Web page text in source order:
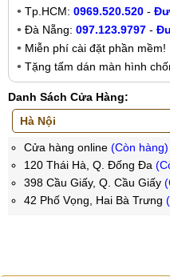
Tp.HCM: 0969.520.520 -
Đà Nẵng: 097.123.9797 -
Miễn phí cài đặt phần mềm!
Tặng tấm dán màn hình
Danh Sách Cửa Hàng:
Cửa hàng online (Còn hàng)
120 Thái Hà, Q. Đống Đa
398 Cầu Giấy, Q. Cầu Giấy
42 Phố Vọng, Hai Bà Trưng